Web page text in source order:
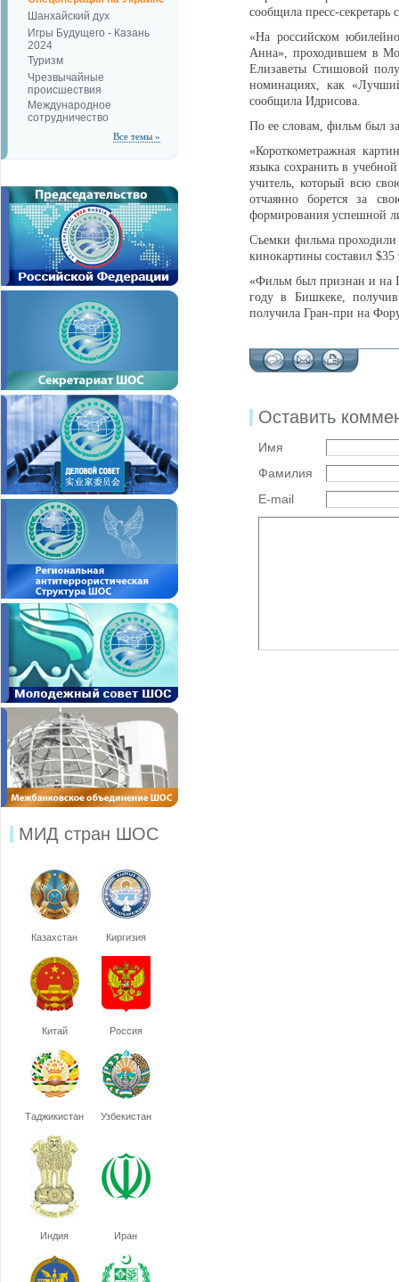
Шанхайский дух
Игры Будущего - Казань
2024
Туризм
Чрезвычайные
происшествия
Международное
сотрудничество
Все темы »
МИД стран ШОС
Казахстан Киргизия
Китай Россия
Таджикистан Узбекистан
Индия Иран
сообщила пресс-
«На российском
Анна», проходившем в
Елизаветы Стишовой
номинациях, как
сообщила Идрисова.
По ее словам, фильм был
«Короткометражная
языка сохранить в
учитель, который всю
отчаянно борется за
формирования успешной
Съемки фильма проходили
кинокартины составил $35
«Фильм был признан и на
году в Бишкеке,
получила Гран-при на
Оставить
Имя
Фамилия
E-mail